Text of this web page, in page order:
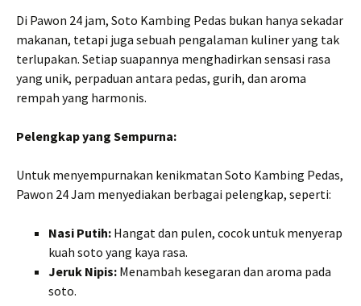
Di Pawon 24 jam, Soto Kambing Pedas bukan hanya sekadar
makanan, tetapi juga sebuah pengalaman kuliner yang tak
terlupakan. Setiap suapannya menghadirkan sensasi rasa
yang unik, perpaduan antara pedas, gurih, dan aroma
rempah yang harmonis.
Pelengkap yang Sempurna:
Untuk menyempurnakan kenikmatan Soto Kambing Pedas,
Pawon 24 Jam menyediakan berbagai pelengkap, seperti:
Nasi Putih: Hangat dan pulen, cocok untuk menyerap
kuah soto yang kaya rasa.
Jeruk Nipis: Menambah kesegaran dan aroma pada
soto.